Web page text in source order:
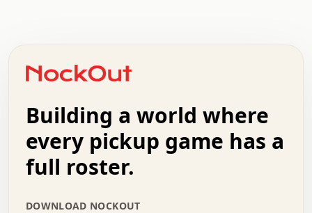
+   .   .   .   .   .   .   .   .   .   +   .   .
.   .   .   .   .   .   .   .   .   .   .   :   .
.   .   .   .   +   .   .   .   .   .   .   .   +
.   :   .   .   .   .   .   .   .   .   o   .   .
.   .   x   .   .   .   .   .   .   :   .   .   o
.   .   .   .   :   .   .   .   .   o   .   .   .
.   .   .   .   .   .   .   :   .   .   .   .   .
Building a world where
every pickup game has a
full roster.
DOWNLOAD NOCKOUT